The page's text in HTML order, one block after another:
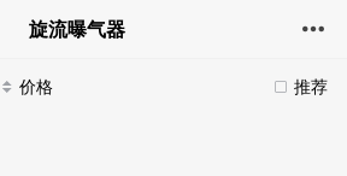
旋流曝气器
推荐
价格